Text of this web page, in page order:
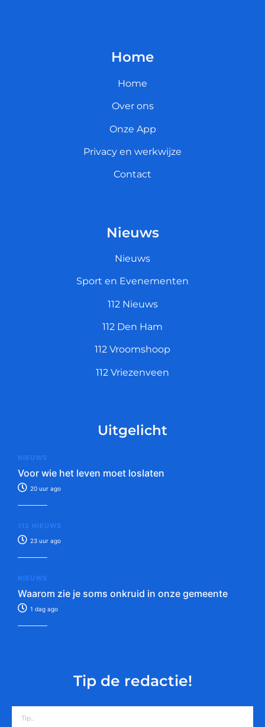
Home
Home
Over ons
Onze App
Privacy en werkwijze
Contact
Nieuws
Nieuws
Sport en Evenementen
112 Nieuws
112 Den Ham
112 Vroomshoop
112 Vriezenveen
Uitgelicht
NIEUWS
Voor wie het leven moet loslaten
20 uur ago
112 NIEUWS
23 uur ago
NIEUWS
Waarom zie je soms onkruid in onze gemeente
1 dag ago
Tip de redactie!